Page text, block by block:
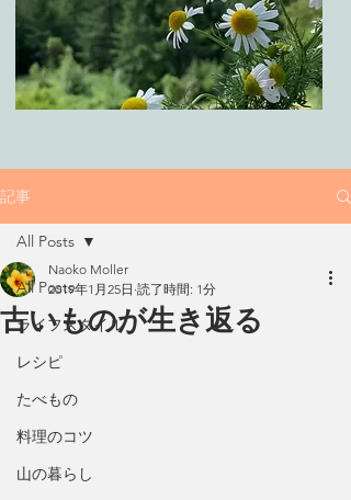
記事
All Posts
ライフスタイル
レシピ
たべもの
料理のコツ
山の暮らし
All Posts
古いものが生き返る
Naoko Moller
2019年1月25日 読了時間: 1分